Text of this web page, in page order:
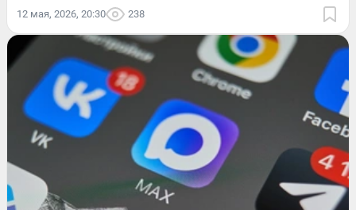
12 мая, 2026, 20:30 238